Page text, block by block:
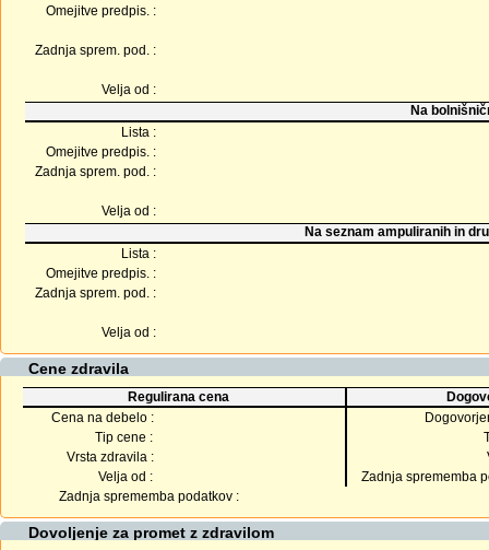
Omejitve predpis. :
Zadnja sprem. pod. :
Velja od :
Na
Lista :
Omejitve predpis. :
Zadnja sprem. pod. :
Velja od :
Na seznam ampuliranih in
Lista :
Omejitve predpis. :
Zadnja sprem. pod. :
Velja od :
Cene zdravila
Regulirana cena
Cena na debelo :
Tip cene :
Vrsta zdravila :
Velja od :
Zadnja sprememba
Zadnja sprememba podatkov :
Dovoljenje za promet z zdravilom